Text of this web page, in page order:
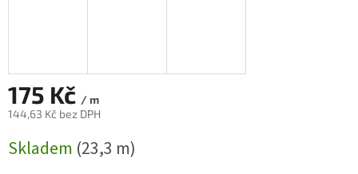
175 Kč / m
144,63 Kč bez DPH
cena:
Skladem (23,3 m)